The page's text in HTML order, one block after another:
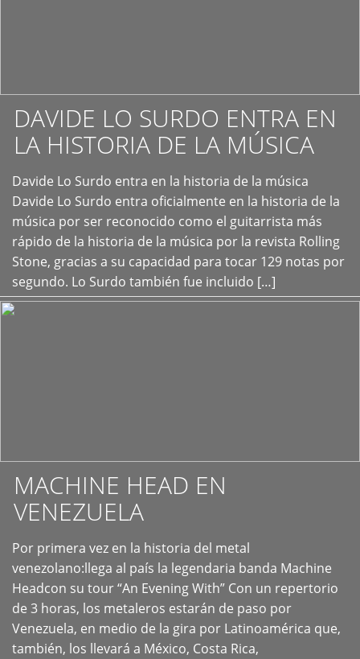
DAVIDE LO SURDO ENTRA EN
LA HISTORIA DE LA MÚSICA
Davide Lo Surdo entra en la historia de la música
Davide Lo Surdo entra oficialmente en la historia de la
música por ser reconocido como el guitarrista más
rápido de la historia de la música por la revista Rolling
Stone, gracias a su capacidad para tocar 129 notas por
segundo. Lo Surdo también fue incluido […]
+
MACHINE HEAD EN
VENEZUELA
Por primera vez en la historia del metal
venezolano:llega al país la legendaria banda Machine
Headcon su tour “An Evening With” Con un repertorio
de 3 horas, los metaleros estarán de paso por
Venezuela, en medio de la gira por Latinoamérica que,
también, los llevará a México, Costa Rica,
+